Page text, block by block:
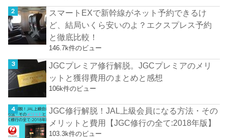
スマートEXで新幹線がネット予約できるけ
ど、結局いくら安いのよ？エクスプレス予約
と徹底比較！
146.7k件のビュー
JGCプレミア修行解脱。JGCプレミアのメリ
ットと獲得費用のまとめと感想
106k件のビュー
JGC修行解脱！JAL上級会員になる方法・その
メリットと費用【JGC修行の全て:2018年版】
103.3k件のビュー